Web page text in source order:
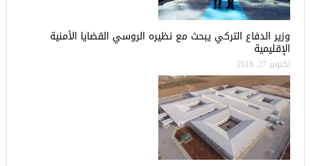
وزير الدفاع التركي يبحث مع نظيره الروسي القضايا الأمنية
الإقليمية
أكتوبر 27, 2018